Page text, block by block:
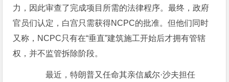
力，因此审查了完成项目所需的法律程序。最终，政府
官员们认定，白宫只需获得NCPC的批准。但他们同时
又称，NCPC只有在“垂直”建筑施工开始后才拥有管辖
权，并不监管拆除阶段。
最近，特朗普又任命其亲信威尔·沙夫担任